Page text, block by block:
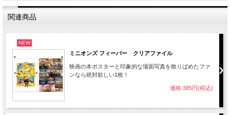
関連商品
NEW
ミニオンズ フィーバー クリアファイル
映画の本ポスターと印象的な場面写真を散りばめたファ
ンなら絶対欲しい1枚！
価格:385円(税込)